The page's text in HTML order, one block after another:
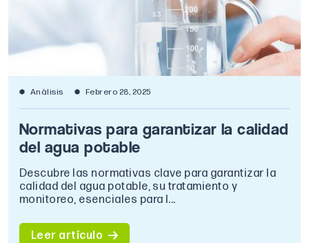
Análisis Febrero 28, 2025
Normativas para garantizar la calidad
del agua potable
Descubre las normativas clave para garantizar la
calidad del agua potable, su tratamiento y
monitoreo, esenciales para l...
Leer artículo